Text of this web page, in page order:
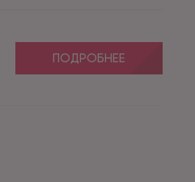
ПОДРОБНЕЕ